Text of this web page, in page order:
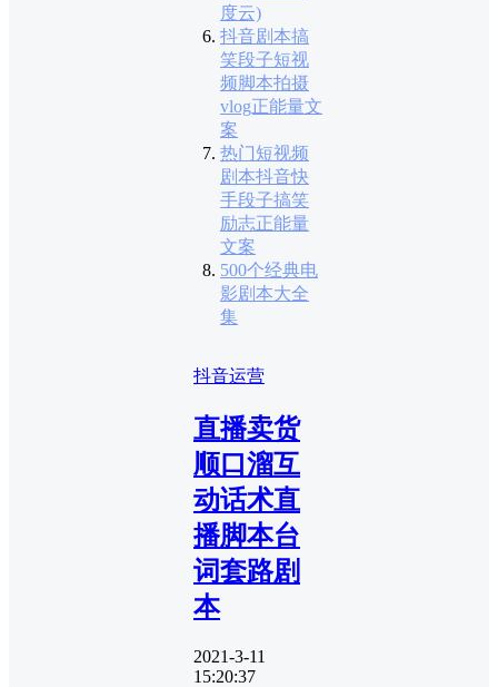
度云)
抖音剧本搞
笑段子短视
频脚本拍摄
vlog正能量文
案
热门短视频
剧本抖音快
手段子搞笑
励志正能量
文案
500个经典电
影剧本大全
集
抖音运营
直播卖货
顺口溜互
动话术直
播脚本台
词套路剧
本
2021-3-11
15:20:37